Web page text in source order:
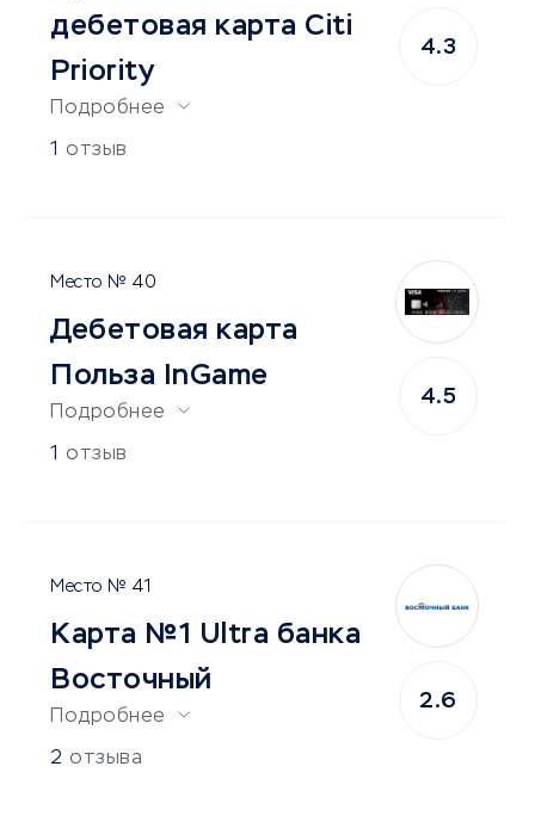
дебетовая карта Citi
Priority
Подробнее
1 отзыв
4.3
40
Дебетовая карта
Польза InGame
Подробнее
1 отзыв
4.5
41
Карта №1 Ultra банка
Восточный
Подробнее
2 отзыва
2.6